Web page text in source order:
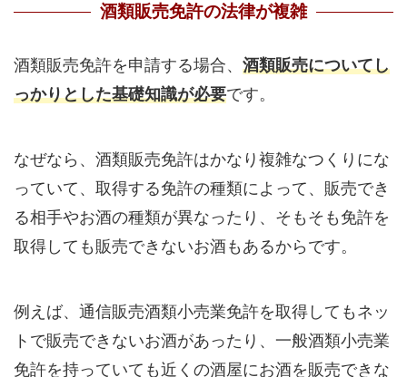
酒類販売免許の法律が複雑
酒類販売免許を申請する場合、 酒類販売についてし
っかりとした基礎知識が必要です。
なぜなら、酒類販売免許はかなり複雑なつくりにな
っていて、取得する免許の種類によって、販売でき
る相手やお酒の種類が異なったり、そもそも免許を
取得しても販売できないお酒もあるからです。
例えば、通信販売酒類小売業免許を取得してもネッ
トで販売できないお酒があったり、一般酒類小売業
免許を持っていても近くの酒屋にお酒を販売できな